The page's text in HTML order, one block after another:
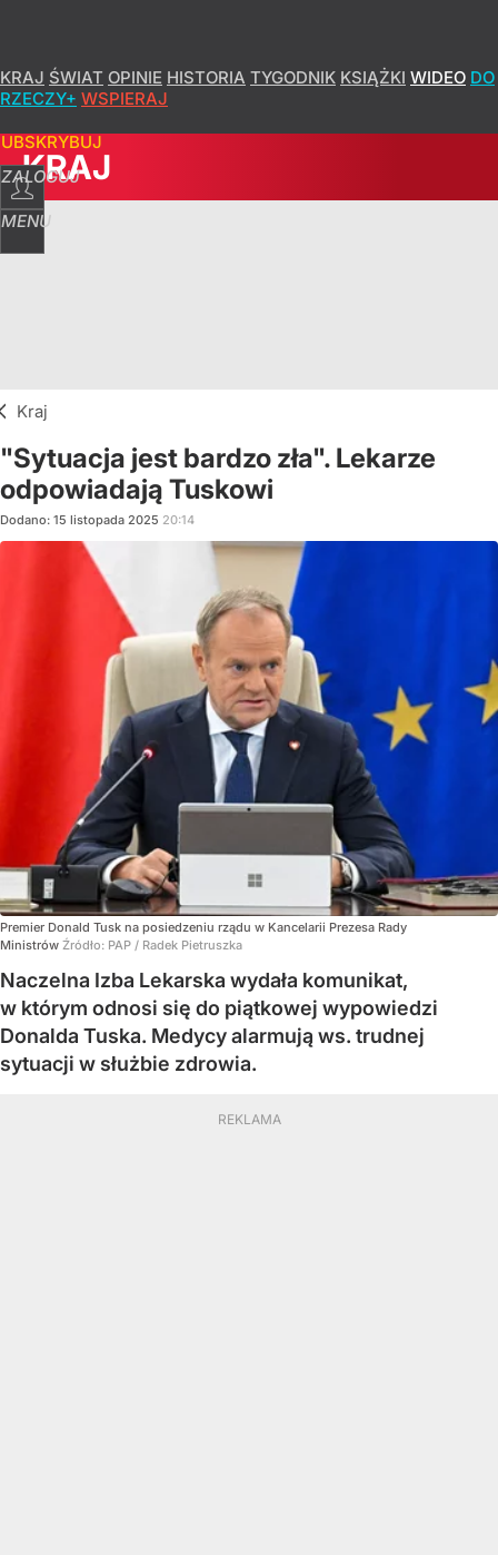
KRAJ ŚWIAT OPINIE HISTORIA TYGODNIK KSIĄŻKI WIDEO DO
RZECZY+ WSPIERAJ
ZALOGUJ
MENU
KRAJ
Kraj
"Sytuacja jest bardzo zła". Lekarze
odpowiadają Tuskowi
Dodano: 15 listopada 2025 20:14
Premier Donald Tusk na posiedzeniu rządu w Kancelarii Prezesa Rady
Ministrów Źródło: PAP / Radek Pietruszka
Naczelna Izba Lekarska wydała komunikat,
w którym odnosi się do piątkowej wypowiedzi
Donalda Tuska. Medycy alarmują ws. trudnej
sytuacji w służbie zdrowia.